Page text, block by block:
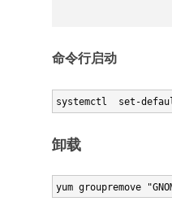
命令行启动
systemctl  set-
卸载
yum groupremove